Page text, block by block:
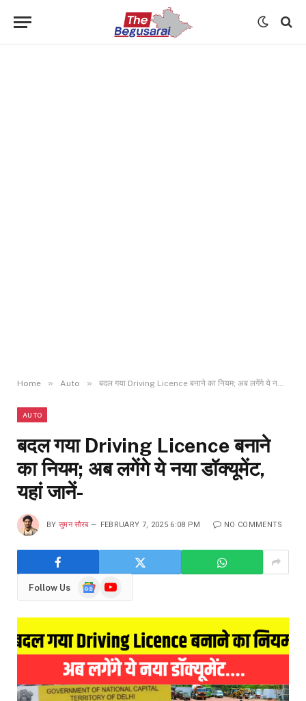
Home » Auto » बदल गया Driving Licence बनाने का नियम; अब लगेंगे ये नया डॉक्यूमेंट, यहां जानें-
AUTO
बदल गया Driving Licence बनाने
का नियम; अब लगेंगे ये नया डॉक्यूमेंट,
यहां जानें-
BY सुमन सौरब FEBRUARY 7, 2025 6:08 PM NO COMMENTS
Follow Us
GoogleYouTube